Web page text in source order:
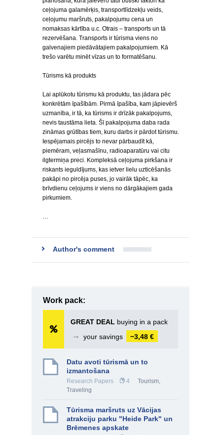
ceļojuma galamērķis, transportlīdzekļu veids,
ceļojumu maršruts, pakalpojumu cena un
nomaksas kārtība u.c. Otrais – transports un tā
rezervēšana. Transports ir tūrisma viens no
galvenajiem piedāvātajiem pakalpojumiem. Kā
trešo varētu minēt vīzas un to formatēšanu.
Tūrisms kā produkts
Lai aplūkotu tūrismu kā produktu, tas jādara pēc
konkrētām īpašībām. Pirmā īpašība, kam jāpievērš
uzmanība, ir tā, ka tūrisms ir drīzāk pakalpojums,
nevis taustāma lieta. Šī pakalpojuma daba rada
zināmas grūtības tiem, kuru darbs ir pārdot tūrismu.
Iespējamais pircējs to nevar pārbaudīt kā,
piemēram, veļasmašīnu, radioaparatūru vai citu
ilgtermiņa preci. Kompleksā ceļojuma pirkšana ir
riskants ieguldījums, kas ietver lielu uzticēšanās
pakāpi no pircēja puses, jo vairāk tāpēc, ka
brīvdienu ceļojums ir viens no dārgākajiem gada
pirkumiem.
…
Author's comment
Work pack:
GREAT DEAL buying in a pack
➞
your savings −3,48 €
Datu avoti tūrismā un to
izmantošana
Research Papers 4
Tourism,
Traveling
Tūrisma maršruts uz Vācijas
atrakciju parku "Heide Park" un
Brēmenes apskate